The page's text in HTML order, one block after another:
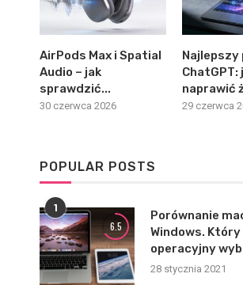
AirPods Max i Spatial
Audio – jak
sprawdzić...
30 czerwca 2026
ChatGPT:
naprawić
29 czerwca
POPULAR POSTS
1
6.5
Porównanie
Windows.
operacyjny
28 stycznia 2021